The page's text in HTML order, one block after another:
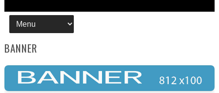
BANNER